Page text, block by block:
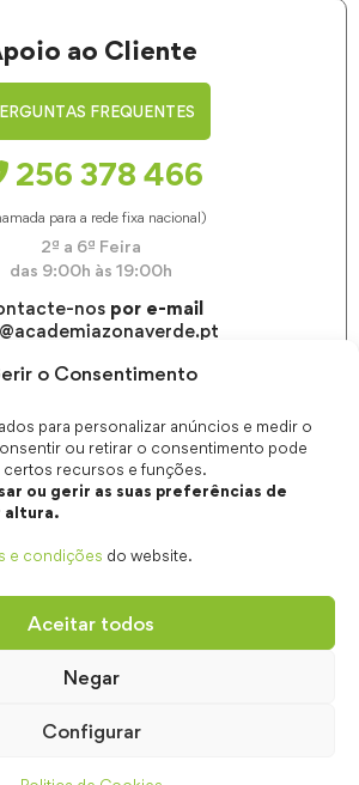
o Consentimento
para personalizar anúncios e medir o
ou retirar o consentimento pode
certos recursos e funções.
ou gerir as suas preferências de
altura.
e condições do website.
Aceitar todos
Negar
Configurar
ao Cliente
FREQUENTES
256 378 466
para a rede fixa nacional)
2ª a 6ª Feira
das 9:00h às 19:00h
nos por e-mail
ZONAVERDE | Todos os direitos